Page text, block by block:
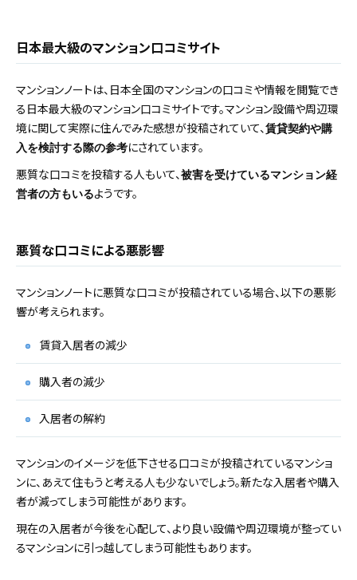
日本最大級のマンション口コミサイト
マンションノートは、日本全国のマンションの口コミや情報を閲覧でき
る日本最大級のマンション口コミサイトです。マンション設備や周辺環
境に関して実際に住んでみた感想が投稿されていて、賃貸契約や購
入を検討する際の参考にされています。
悪質な口コミを投稿する人もいて、被害を受けているマンション経
営者の方もいるようです。
悪質な口コミによる悪影響
マンションノートに悪質な口コミが投稿されている場合、以下の悪影
響が考えられます。
賃貸入居者の減少
購入者の減少
入居者の解約
マンションのイメージを低下させる口コミが投稿されているマンショ
ンに、あえて住もうと考える人も少ないでしょう。新たな入居者や購入
者が減ってしまう可能性があります。
現在の入居者が今後を心配して、より良い設備や周辺環境が整ってい
るマンションに引っ越してしまう可能性もあります。